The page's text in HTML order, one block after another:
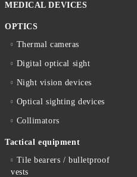
MEDICAL DEVICES
OPTICS
Thermal cameras
Digital optical sight
Night vision devices
Optical sighting devices
Collimators
Tactical equipment
Tile bearers / bulletproof
vests